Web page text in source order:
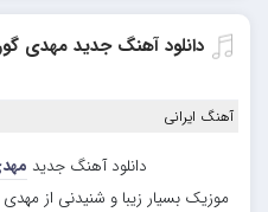
دانلود آهنگ جدید مهدی
آهنگ ایرانی
دانلود آهنگ جدید
موزیک بسیار زیبا و شنیدنی از